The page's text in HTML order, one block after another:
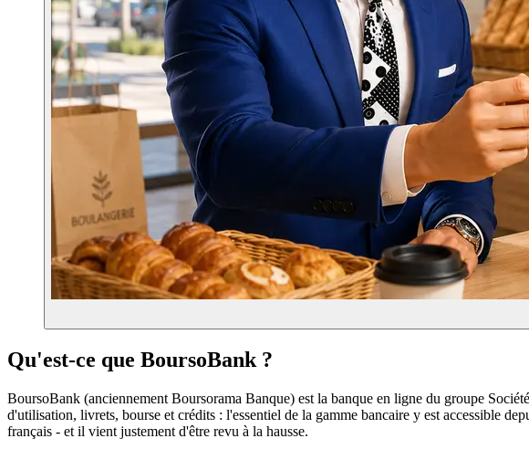
Qu'est-ce que BoursoBank ?
BoursoBank (anciennement Boursorama Banque) est la banque en ligne du groupe
d'utilisation, livrets, bourse et crédits : l'essentiel de la gamme bancaire y est accessible
français - et il vient justement d'être revu à la hausse.